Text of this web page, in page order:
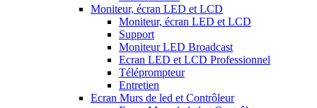
Moniteur, écran LED et LCD
Moniteur, écran LED et LCD
Support
Moniteur LED Broadcast
Ecran LED et LCD Professionnel
Téléprompteur
Entretien
Ecran Murs de led et Contrôleur